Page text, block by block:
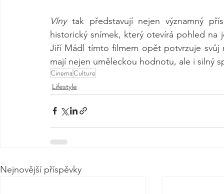
Vlny tak představují nejen významný
historický snímek, který otevírá pohled na
Jiří Mádl tímto filmem opět potvrzuje svůj
mají nejen uměleckou hodnotu, ale i silný
CinemaCulture
Lifestyle
Nejnovější příspěvky